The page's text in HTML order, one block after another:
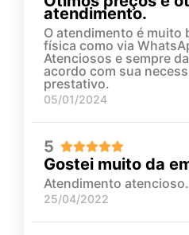
atendimento.
O atendimento é muito
física como via
Atenciosos e sempre
acordo com sua
prestativo.
05/01/2024
5
Gostei muito da
Atendimento atencioso.
25/04/2022